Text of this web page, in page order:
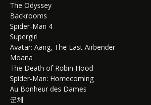
The Odyssey
Backrooms
Spider-Man 4
Supergirl
Avatar: Aang, The Last Airbender
Moana
The Death of Robin Hood
Spider-Man: Homecoming
Au Bonheur des Dames
군체